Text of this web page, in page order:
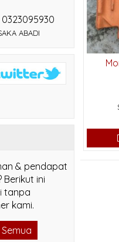
0323095930
ABADI
& pendapat
ini
tanpa
kami.